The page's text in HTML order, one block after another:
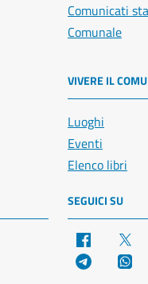
Comunicati
Comunale
VIVERE IL
Luoghi
Eventi
Elenco libri
SEGUICI SU
Facebook
Telegram